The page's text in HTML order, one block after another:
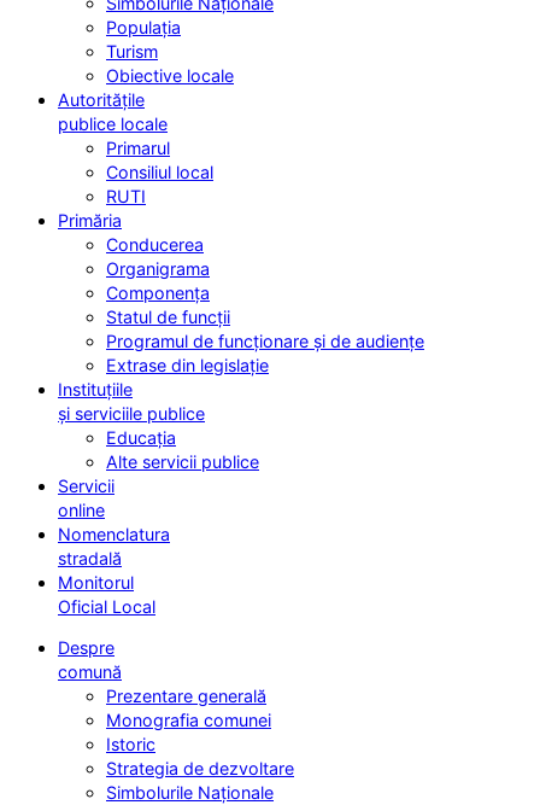
Populația
Turism
Obiective locale
Autoritățile
publice locale
Primarul
Consiliul local
RUTI
Primăria
Conducerea
Organigrama
Componența
Statul de funcții
Programul de funcționare și de audiențe
Extrase din legislație
Instituțiile
și serviciile publice
Educația
Alte servicii publice
Servicii
online
Nomenclatura
stradală
Monitorul
Oficial Local
Despre
comună
Prezentare generală
Monografia comunei
Istoric
Strategia de dezvoltare
Simbolurile Naționale